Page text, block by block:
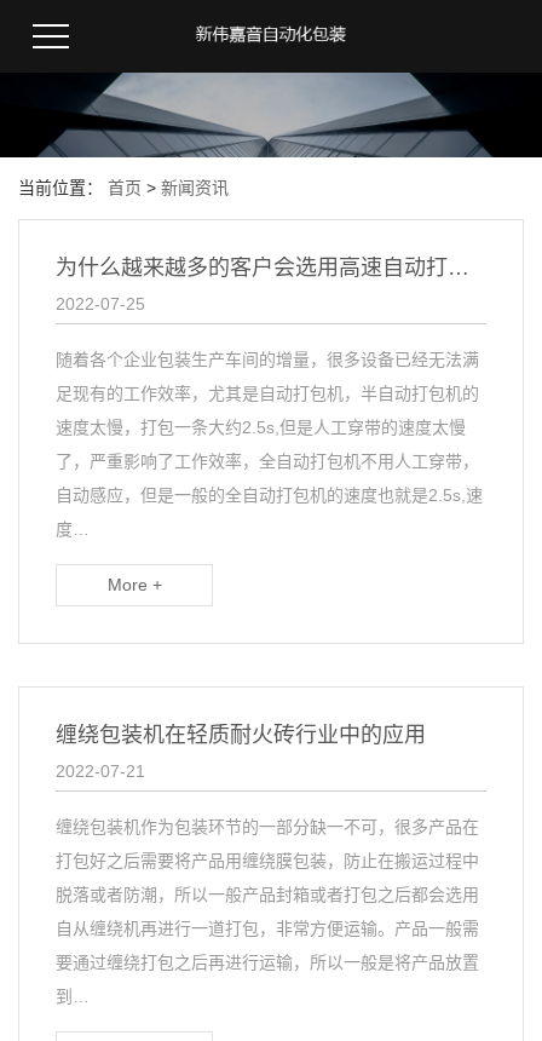
当前位置： 首页 > 新闻资讯
为什么越来越多的客户会选用高速自动打包机
2022-07-25
随着各个企业包装生产车间的增量，很多设备已经无法满
足现有的工作效率，尤其是自动打包机，半自动打包机的
速度太慢，打包一条大约2.5s,但是人工穿带的速度太慢
了，严重影响了工作效率，全自动打包机不用人工穿带，
自动感应，但是一般的全自动打包机的速度也就是2.5s,速
度…
More +
缠绕包装机在轻质耐火砖行业中的应用
2022-07-21
缠绕包装机作为包装环节的一部分缺一不可，很多产品在
打包好之后需要将产品用缠绕膜包装，防止在搬运过程中
脱落或者防潮，所以一般产品封箱或者打包之后都会选用
自从缠绕机再进行一道打包，非常方便运输。产品一般需
要通过缠绕打包之后再进行运输，所以一般是将产品放置
到…